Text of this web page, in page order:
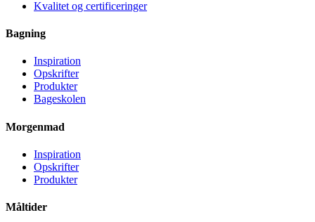
Kvalitet og certificeringer
Bagning
Inspiration
Opskrifter
Produkter
Bageskolen
Morgenmad
Inspiration
Opskrifter
Produkter
Måltider